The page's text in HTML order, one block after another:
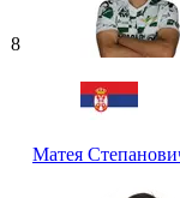
8
Матея